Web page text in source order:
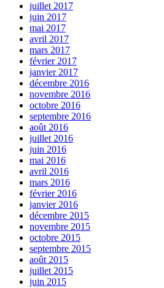
juillet 2017
juin 2017
mai 2017
avril 2017
mars 2017
février 2017
janvier 2017
décembre 2016
novembre 2016
octobre 2016
septembre 2016
août 2016
juillet 2016
juin 2016
mai 2016
avril 2016
mars 2016
février 2016
janvier 2016
décembre 2015
novembre 2015
octobre 2015
septembre 2015
août 2015
juillet 2015
juin 2015